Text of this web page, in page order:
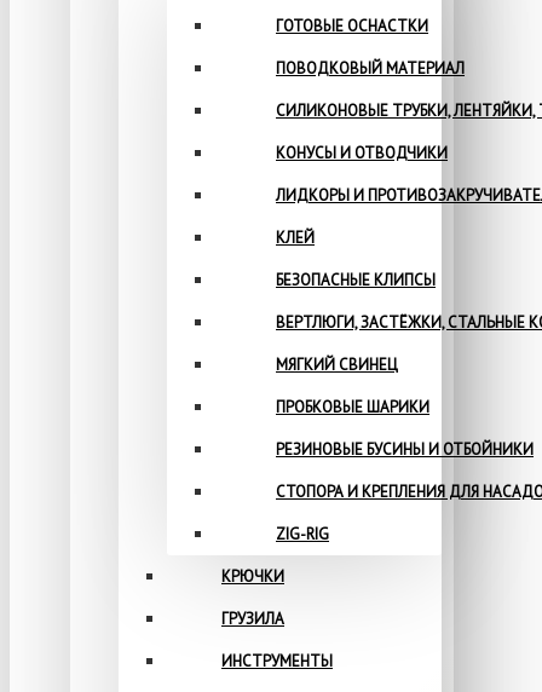
ГОТОВЫЕ ОСНАСТКИ
ПОВОДКОВЫЙ МАТЕРИАЛ
СИЛИКОНОВЫЕ ТРУБКИ,
КОНУСЫ И ОТВОДЧИКИ
ЛИДКОРЫ И
КЛЕЙ
БЕЗОПАСНЫЕ КЛИПСЫ
ВЕРТЛЮГИ, ЗАСТЁЖКИ, СТАЛЬНЫЕ
МЯГКИЙ СВИНЕЦ
ПРОБКОВЫЕ ШАРИКИ
РЕЗИНОВЫЕ БУСИНЫ И ОТБОЙНИКИ
СТОПОРА И КРЕПЛЕНИЯ ДЛЯ
ZIG-RIG
КРЮЧКИ
ГРУЗИЛА
ИНСТРУМЕНТЫ